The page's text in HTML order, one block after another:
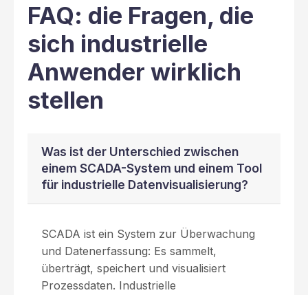
FAQ: die Fragen, die
sich industrielle
Anwender wirklich
stellen
Was ist der Unterschied zwischen
einem SCADA-System und einem Tool
für industrielle Datenvisualisierung?
SCADA ist ein System zur Überwachung
und Datenerfassung: Es sammelt,
überträgt, speichert und visualisiert
Prozessdaten. Industrielle